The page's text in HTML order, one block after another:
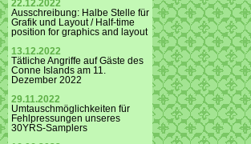
22.12.2022
Ausschreibung: Halbe Stelle für
Grafik und Layout / Half-time
position for graphics and layout
13.12.2022
Tätliche Angriffe auf Gäste des
Conne Islands am 11.
Dezember 2022
29.11.2022
Umtauschmöglichkeiten für
Fehlpressungen unseres
30YRS-Samplers